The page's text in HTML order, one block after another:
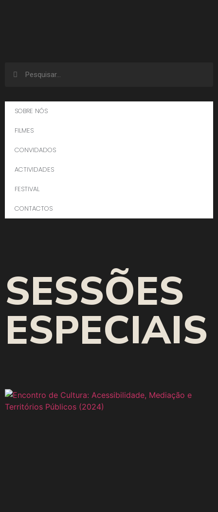
SOBRE NÓS
FILMES
CONVIDADOS
ACTIVIDADES
FESTIVAL
CONTACTOS
SESSÕES
ESPECIAIS